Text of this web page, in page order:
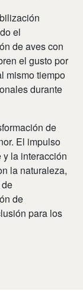
el
de aves con
el gusto por
mismo tiempo
durante
de
El impulso
la interacción
la naturaleza,
de
para los